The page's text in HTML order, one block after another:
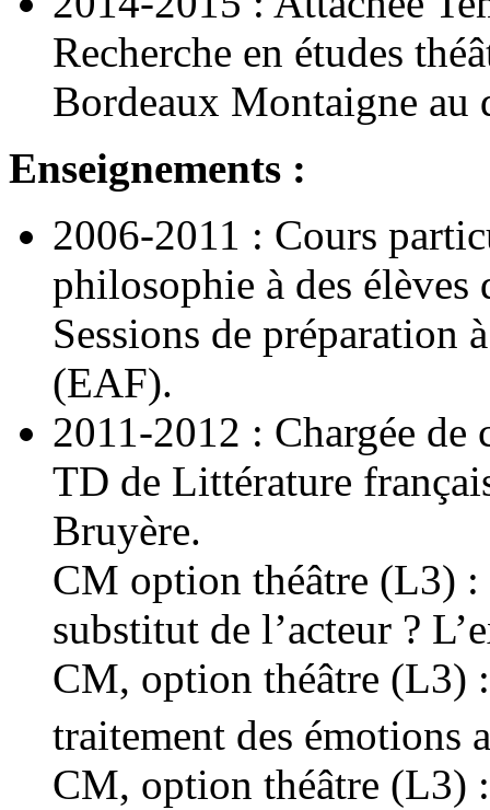
Recherche en études
Bordeaux Montaigne au
Enseignements :
2006-2011 : Cours
philosophie à des
Sessions de préparation
(EAF).
2011-2012 : Chargée de
TD de Littérature
Bruyère.
CM option théâtre (L3) :
substitut de l’acteur ?
CM, option théâtre (L3)
traitement des émotions
CM, option théâtre (L3)